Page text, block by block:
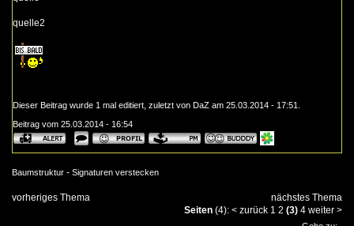
quelle2
Dieser Beitrag wurde 1 mal editiert, zuletzt von DaZ am 25.03.2014 - 17:51.
Beitrag vom 25.03.2014 - 16:54
Baumstruktur - Signaturen verstecken
vorheriges Thema
nächstes Thema
Seiten (4): < zurück 1 2 (3) 4 weiter >